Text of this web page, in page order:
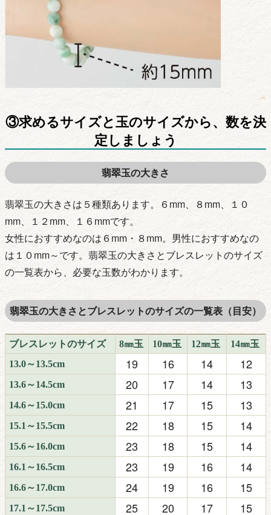
③求めるサイズと玉のサイズから、数を決
定しましょう
翡翠玉の大きさ
翡翠玉の大きさは５種類あります。６mm、８mm、１０
mm、１２mm、１６mmです。
女性におすすめなのは６mm・８mm。男性におすすめなの
は１０mm～です。翡翠玉の大きさとブレスレットのサイズ
の一覧表から、必要な玉数がわかります。
翡翠玉の大きさとブレスレットのサイズの一覧表（目安）
ブレスレットのサイズ 8㎜玉 10㎜玉 12㎜玉
14㎜玉
13.0～13.5cm
19 16 14 12
13.6～14.5cm 20 17 14 13
14.6～15.0cm 21 17 15 13
15.1～15.5cm 22 18 15 14
15.6～16.0cm 23 18 15 14
16.1～16.5cm 23 19 16 14
16.6～17.0cm 24 19 16 15
17.1～17.5cm 25 20 17 15